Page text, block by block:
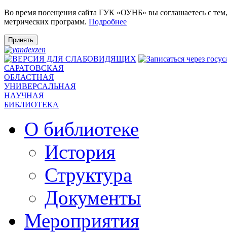
Во время посещения сайта ГУК «ОУНБ» вы соглашаетесь с
метрических программ. Подробнее
Принять
САРАТОВСКАЯ
ОБЛАСТНАЯ
УНИВЕРСАЛЬНАЯ
НАУЧНАЯ
БИБЛИОТЕКА
О библиотеке
История
Структура
Документы
Мероприятия